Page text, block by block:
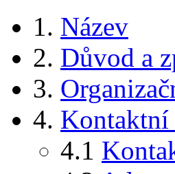
1. Název
2. Důvod a
3.
4. Kontaktní
4.1